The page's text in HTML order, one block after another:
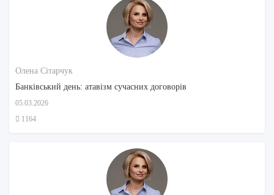
Олена Сітарчук
Банківський день: атавізм сучасних договорів
05.03.2026
1164